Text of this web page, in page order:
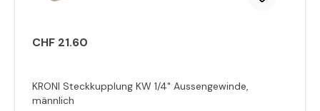
CHF 21.60
KRONI Steckkupplung KW 1/4" Aussengewinde,
männlich